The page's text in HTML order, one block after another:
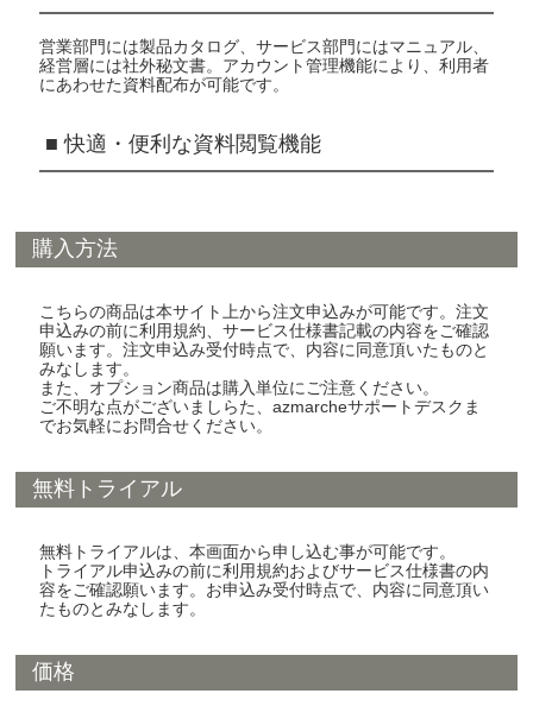
営業部門には製品カタログ、サービス部門にはマニュアル、
経営層には社外秘文書。アカウント管理機能により、利用者
にあわせた資料配布が可能です。
■ 快適・便利な資料閲覧機能
購入方法
こちらの商品は本サイト上から注文申込みが可能です。注文
申込みの前に利用規約、サービス仕様書記載の内容をご確認
願います。注文申込み受付時点で、内容に同意頂いたものと
みなします。
また、オプション商品は購入単位にご注意ください。
ご不明な点がございましらた、azmarcheサポートデスクま
でお気軽にお問合せください。
無料トライアル
無料トライアルは、本画面から申し込む事が可能です。
トライアル申込みの前に利用規約およびサービス仕様書の内
容をご確認願います。お申込み受付時点で、内容に同意頂い
たものとみなします。
価格